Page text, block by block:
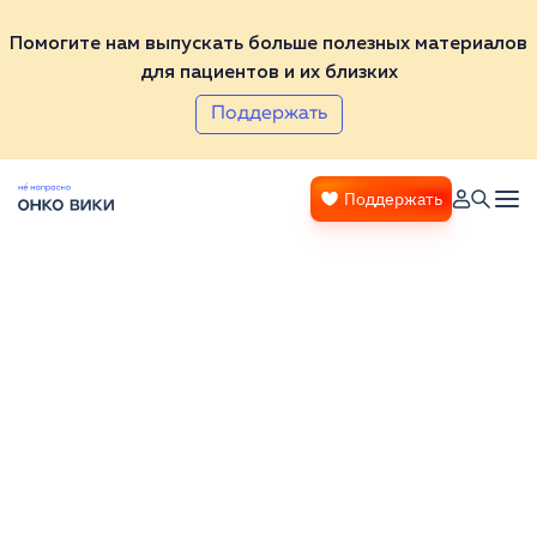
Помогите нам выпускать больше полезных материалов
для пациентов и их близких
Поддержать
Поддержать